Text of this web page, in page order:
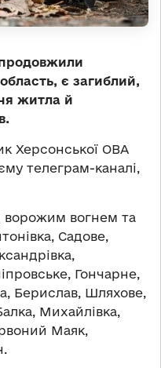
продовжили
є загиблий,
житла й
Херсонської ОВА
телеграм-каналі,
ворожим вогнем та
Садове,
Гончарне,
Берислав, Шляхове,
Михайлівка,
Маяк,